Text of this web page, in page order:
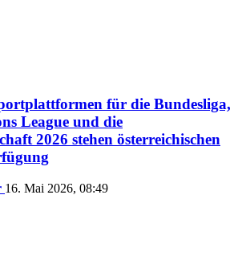
für die Bundesliga,
League und die
2026 stehen österreichischen
16. Mai 2026, 08:49